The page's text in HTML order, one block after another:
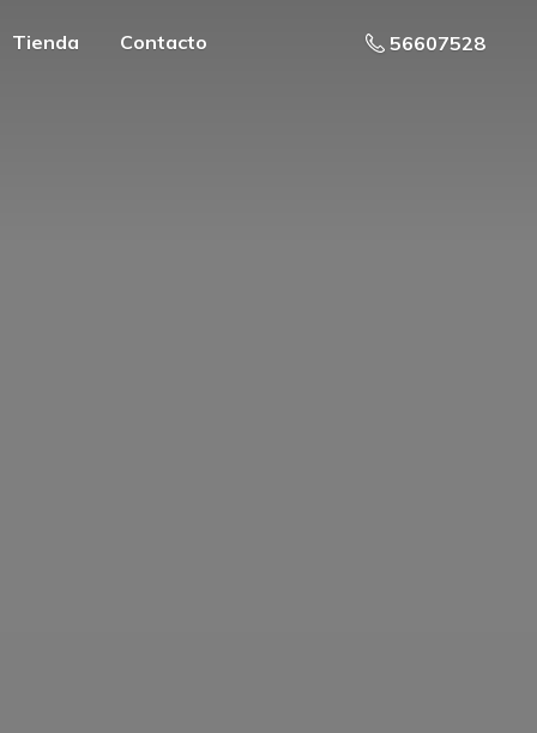
Tienda Contacto 56607528